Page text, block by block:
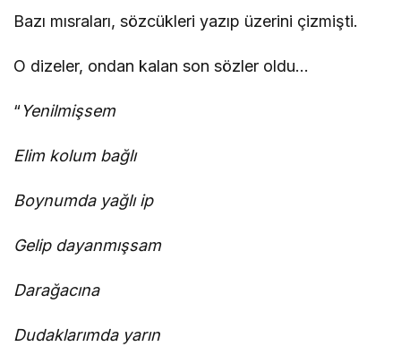
Bazı mısraları, sözcükleri yazıp üzerini çizmişti.
O dizeler, ondan kalan son sözler oldu…
“Yenilmişsem
Elim kolum bağlı
Boynumda yağlı ip
Gelip dayanmışsam
Darağacına
Dudaklarımda yarın